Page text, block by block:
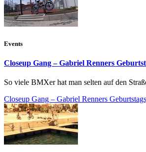
Events
Closeup Gang – Gabriel Renners
So viele BMXer hat man selten auf den
Closeup Gang – Gabriel Renners